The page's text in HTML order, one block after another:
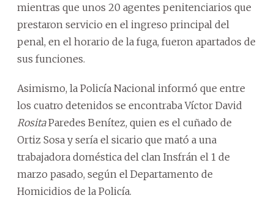
mientras que unos 20 agentes penitenciarios que
prestaron servicio en el ingreso principal del
penal, en el horario de la fuga, fueron apartados de
sus funciones.
Asimismo, la Policía Nacional informó que entre
los cuatro detenidos se encontraba Víctor David
RositaParedes Benítez, quien es el cuñado de
Ortiz Sosa y sería el sicario que mató a una
trabajadora doméstica del clan Insfrán el 1 de
marzo pasado, según el Departamento de
Homicidios de la Policía.